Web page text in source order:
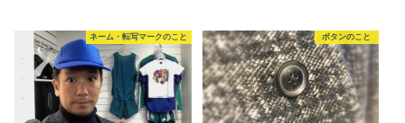
ネーム・転写マークのこと ボタンのこと